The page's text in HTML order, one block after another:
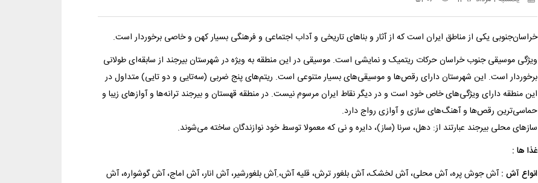
خراسان‌جنوبی یکی از مناطق ایران است که از آثار و بناهای تاریخی و آداب اجتماعی و فرهنگی بسیار کهن و خاصی برخوردار است.
ویژگی موسیقی جنوب خراسان حرکات ریتمیک و نمایشی است. موسیقی در این منطقه به ویژه در شهرستان بیرجند از سابقه‌ای طولانی
برخوردار است. این شهرستان دارای رقص‌ها و موسیقی‌های بسیار متنوعی است. ریتم‌های پنج ضربی (سه‌تایی و دو تایی) متداول در
این منطقه دارای ویژگی‌های خاص خود است و در دیگر نقاط ایران مرسوم نیست. در منطقه قهستان و بیرجند ترانه‌ها و آوازهای زیبا و
حماسی‌ترین رقص‌ها و آهنگ‌های سازی و آوازی رواج دارد.
سازهای محلی بیرجند عبارتند از: دهل، سرنا (ساز)، دایره و نی که معمولا توسط خود نوازندگان ساخته می‌شوند.
غذا ها :
انواع‌ آش‌ :آش‌ جوش‌ پره‌، آش‌ محلی‌، آش‌ لخشک‌، آش‌ بلغور ترش‌، قلیه‌ آش‌، ِآش‌ بلغورشیر، آش‌ انار، آش‌ اماج‌، آش‌ گوشواره‌، آش‌